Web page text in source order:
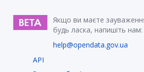
Якщо ви маєте
будь ласка, напишіть нам:
help@opendata.gov.ua
API